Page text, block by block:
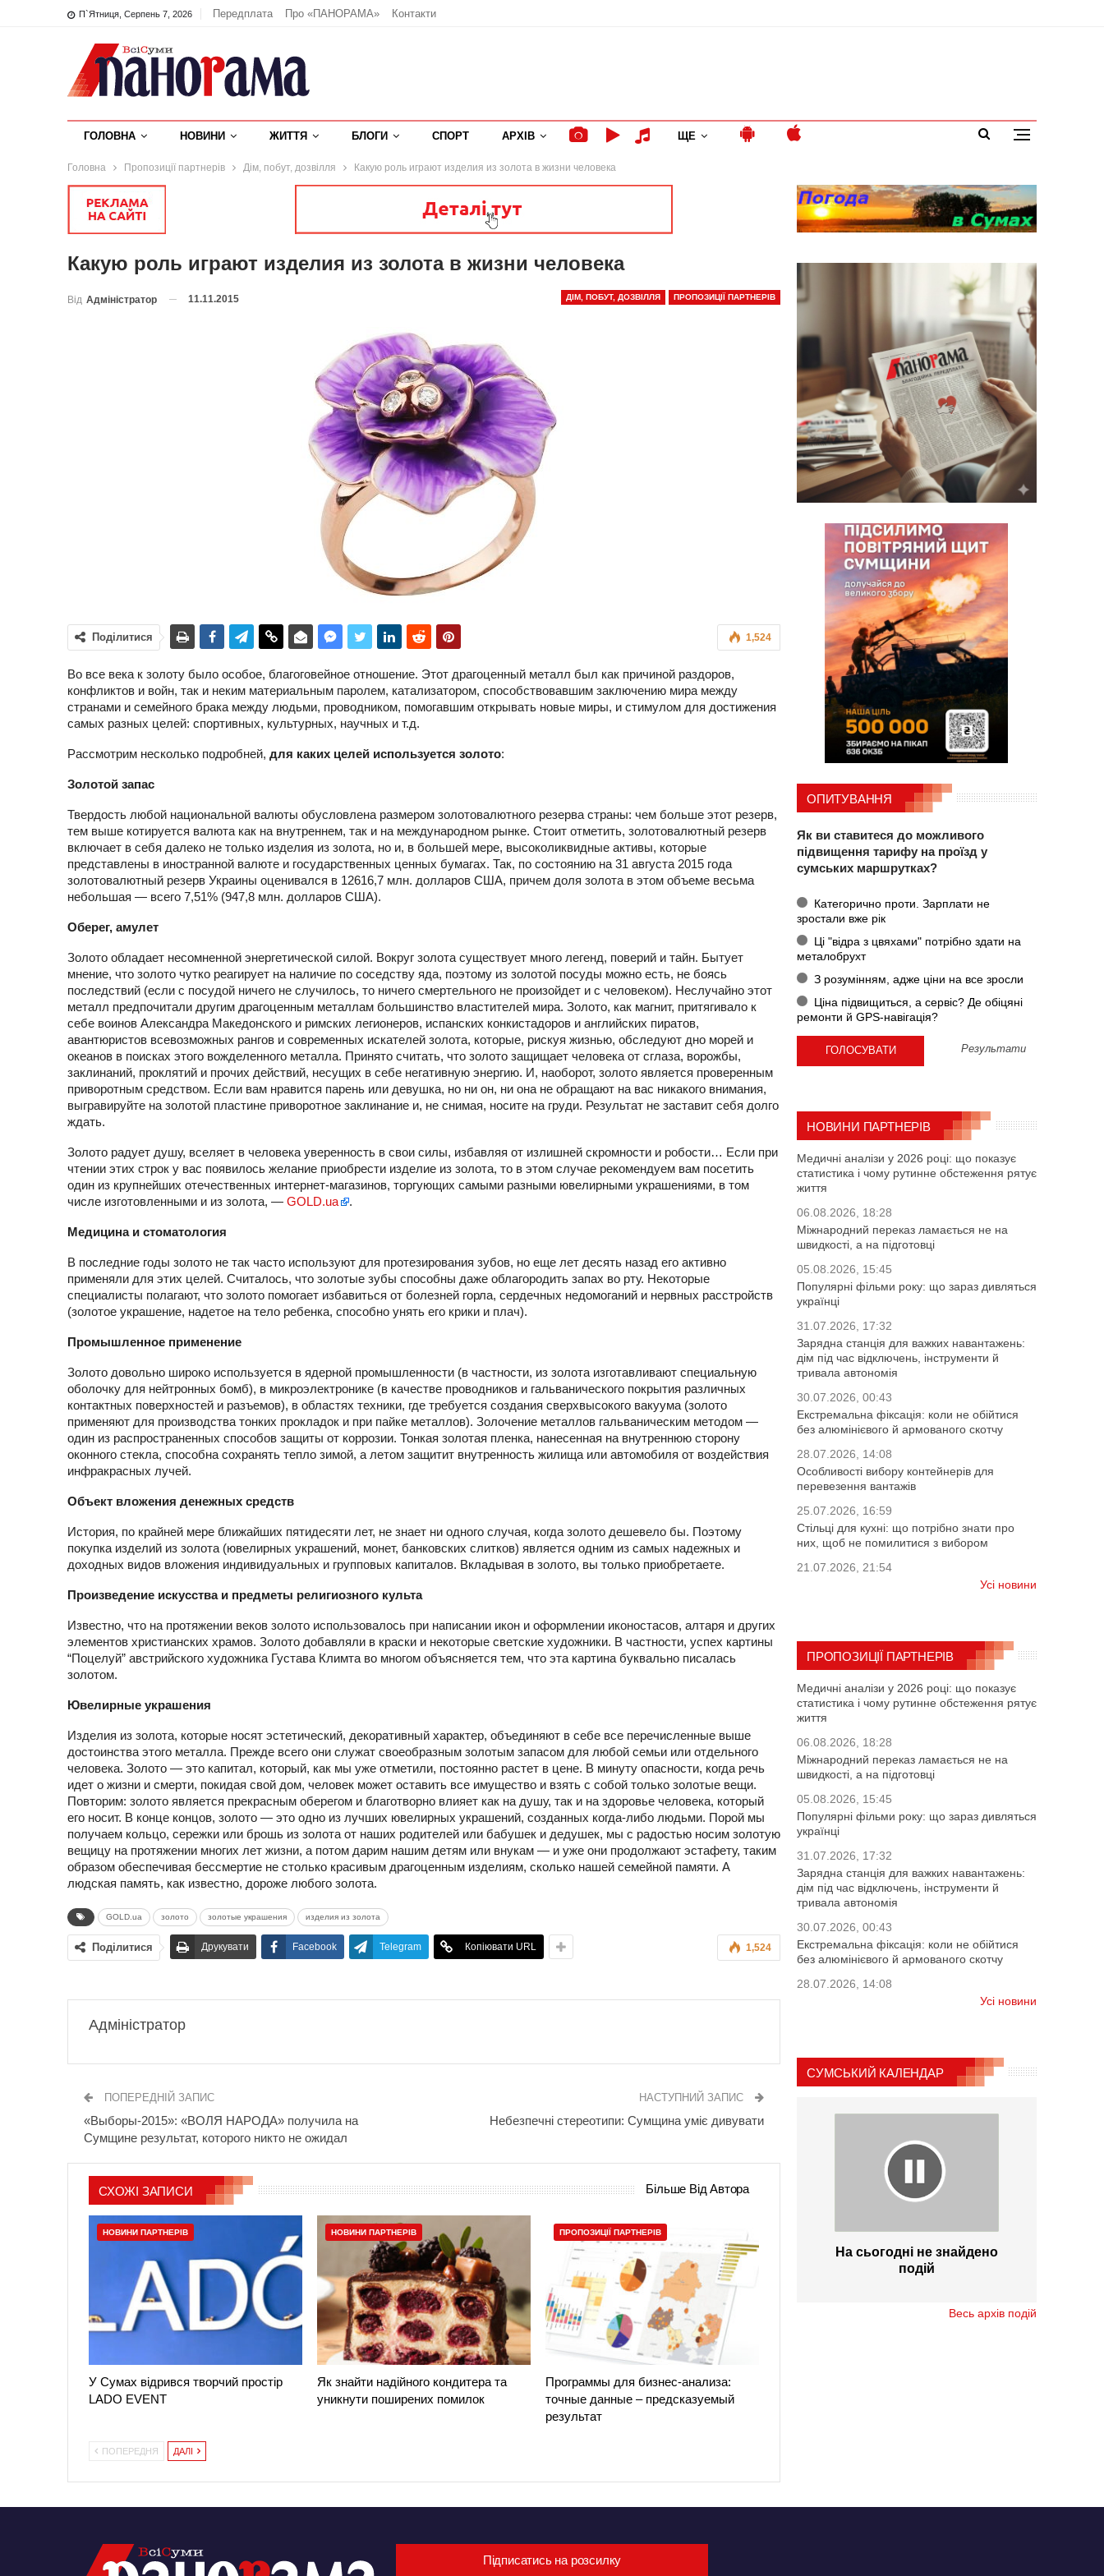
П`ятниця, Серпень 7, 2026 Передплата Про «ПАНОРАМА» Контакти
ГОЛОВНА НОВИНИ ЖИТТЯ БЛОГИ СПОРТ АРХІВ ЩЕ
Головна Пропозиції партнерів Дім, побут, дозвілля Какую роль играют изделия из золота в жизни человека
Какую роль играют изделия из золота в жизни человека
ДІМ, ПОБУТ, ДОЗВІЛЛЯ ПРОПОЗИЦІЇ ПАРТНЕРІВ
Від Адміністратор 11.11.2015
1,524
Поділитися
Во все века к золоту было особое, благоговейное отношение. Этот драгоценный металл был как причиной раздоров,
конфликтов и войн, так и неким материальным паролем, катализатором, способствовавшим заключению мира между
странами и семейного брака между людьми, проводником, помогавшим открывать новые миры, и стимулом для достижения
самых разных целей: спортивных, культурных, научных и т.д.
Рассмотрим несколько подробней, для каких целей используется золото:
Золотой запас
Твердость любой национальной валюты обусловлена размером золотовалютного резерва страны: чем больше этот резерв,
тем выше котируется валюта как на внутреннем, так и на международном рынке. Стоит отметить, золотовалютный резерв
включает в себя далеко не только изделия из золота, но и, в большей мере, высоколиквидные активы, которые
представлены в иностранной валюте и государственных ценных бумагах. Так, по состоянию на 31 августа 2015 года
золотовалютный резерв Украины оценивался в 12616,7 млн. долларов США, причем доля золота в этом объеме весьма
небольшая — всего 7,51% (947,8 млн. долларов США).
Оберег, амулет
Золото обладает несомненной энергетической силой. Вокруг золота существует много легенд, поверий и тайн. Бытует
мнение, что золото чутко реагирует на наличие по соседству яда, поэтому из золотой посуды можно есть, не боясь
последствий (если с посудой ничего не случилось, то ничего смертельного не произойдет и с человеком). Неслучайно этот
металл предпочитали другим драгоценным металлам большинство властителей мира. Золото, как магнит, притягивало к
себе воинов Александра Македонского и римских легионеров, испанских конкистадоров и английских пиратов,
авантюристов всевозможных рангов и современных искателей золота, которые, рискуя жизнью, обследуют дно морей и
океанов в поисках этого вожделенного металла. Принято считать, что золото защищает человека от сглаза, ворожбы,
заклинаний, проклятий и прочих действий, несущих в себе негативную энергию. И, наоборот, золото является проверенным
приворотным средством. Если вам нравится парень или девушка, но ни он, ни она не обращают на вас никакого внимания,
выгравируйте на золотой пластине приворотное заклинание и, не снимая, носите на груди. Результат не заставит себя долго
ждать.
Золото радует душу, вселяет в человека уверенность в свои силы, избавляя от излишней скромности и робости… Если при
чтении этих строк у вас появилось желание приобрести изделие из золота, то в этом случае рекомендуем вам посетить
один из крупнейших отечественных интернет-магазинов, торгующих самыми разными ювелирными украшениями, в том
числе изготовленными и из золота, — GOLD.ua .
Медицина и стоматология
В последние годы золото не так часто используют для протезирования зубов, но еще лет десять назад его активно
применяли для этих целей. Считалось, что золотые зубы способны даже облагородить запах во рту. Некоторые
специалисты полагают, что золото помогает избавиться от болезней горла, сердечных недомоганий и нервных расстройств
(золотое украшение, надетое на тело ребенка, способно унять его крики и плач).
Промышленное применение
Золото довольно широко используется в ядерной промышленности (в частности, из золота изготавливают специальную
оболочку для нейтронных бомб), в микроэлектронике (в качестве проводников и гальванического покрытия различных
контактных поверхностей и разъемов), в областях техники, где требуется создания сверхвысокого вакуума (золото
применяют для производства тонких прокладок и при пайке металлов). Золочение металлов гальваническим методом —
один из распространенных способов защиты от коррозии. Тонкая золотая пленка, нанесенная на внутреннюю сторону
оконного стекла, способна сохранять тепло зимой, а летом защитит внутренность жилища или автомобиля от воздействия
инфракрасных лучей.
Объект вложения денежных средств
История, по крайней мере ближайших пятидесяти лет, не знает ни одного случая, когда золото дешевело бы. Поэтому
покупка изделий из золота (ювелирных украшений, монет, банковских слитков) является одним из самых надежных и
доходных видов вложения индивидуальных и групповых капиталов. Вкладывая в золото, вы только приобретаете.
Произведение искусства и предметы религиозного культа
Известно, что на протяжении веков золото использовалось при написании икон и оформлении иконостасов, алтаря и других
элементов христианских храмов. Золото добавляли в краски и некоторые светские художники. В частности, успех картины
“Поцелуй” австрийского художника Густава Климта во многом объясняется тем, что эта картина буквально писалась
золотом.
Ювелирные украшения
Изделия из золота, которые носят эстетический, декоративный характер, объединяют в себе все перечисленные выше
достоинства этого металла. Прежде всего они служат своеобразным золотым запасом для любой семьи или отдельного
человека. Золото — это капитал, который, как мы уже отметили, постоянно растет в цене. В минуту опасности, когда речь
идет о жизни и смерти, покидая свой дом, человек может оставить все имущество и взять с собой только золотые вещи.
Повторим: золото является прекрасным оберегом и благотворно влияет как на душу, так и на здоровье человека, который
его носит. В конце концов, золото — это одно из лучших ювелирных украшений, созданных когда-либо людьми. Порой мы
получаем кольцо, сережки или брошь из золота от наших родителей или бабушек и дедушек, мы с радостью носим золотую
вещицу на протяжении многих лет жизни, а потом дарим нашим детям или внукам — и уже они продолжают эстафету, таким
образом обеспечивая бессмертие не столько красивым драгоценным изделиям, сколько нашей семейной памяти. А
людская память, как известно, дороже любого золота.
GOLD.ua золото золотые украшения изделия из золота
1,524
Поділитися Друкувати Facebook Telegram Копіювати URL
Адміністратор
ПОПЕРЕДНІЙ ЗАПИС
«Выборы-2015»: «ВОЛЯ НАРОДА» получила на
Сумщине результат, которого никто не ожидал
НАСТУПНИЙ ЗАПИС
Небезпечні стереотипи: Сумщина уміє дивувати
СХОЖІ ЗАПИСИ Більше Від Автора
НОВИНИ ПАРТНЕРІВ
У Сумах відрився творчий простір
LADO EVENT
НОВИНИ ПАРТНЕРІВ
Як знайти надійного кондитера та
уникнути поширених помилок
ПРОПОЗИЦІЇ ПАРТНЕРІВ
Программы для бизнес-анализа:
точные данные – предсказуемый
результат
ПОПЕРЕДНЯ ДАЛІ
ОПИТУВАННЯ
Як ви ставитеся до можливого
підвищення тарифу на проїзд у
сумських маршрутках?
Категорично проти. Зарплати не
зростали вже рік
Ці "відра з цвяхами" потрібно здати на
металобрухт
З розумінням, адже ціни на все зросли
Ціна підвищиться, а сервіс? Де обіцяні
ремонти й GPS-навігація?
Результати
НОВИНИ ПАРТНЕРІВ
Медичні аналізи у 2026 році: що показує
статистика і чому рутинне обстеження рятує
життя
06.08.2026, 18:28
Міжнародний переказ ламається не на
швидкості, а на підготовці
05.08.2026, 15:45
Популярні фільми року: що зараз дивляться
українці
31.07.2026, 17:32
Зарядна станція для важких навантажень:
дім під час відключень, інструменти й
тривала автономія
30.07.2026, 00:43
Екстремальна фіксація: коли не обійтися
без алюмінієвого й армованого скотчу
28.07.2026, 14:08
Особливості вибору контейнерів для
перевезення вантажів
25.07.2026, 16:59
Стільці для кухні: що потрібно знати про
них, щоб не помилитися з вибором
21.07.2026, 21:54
Усі новини
ПРОПОЗИЦІЇ ПАРТНЕРІВ
Медичні аналізи у 2026 році: що показує
статистика і чому рутинне обстеження рятує
життя
06.08.2026, 18:28
Міжнародний переказ ламається не на
швидкості, а на підготовці
05.08.2026, 15:45
Популярні фільми року: що зараз дивляться
українці
31.07.2026, 17:32
Зарядна станція для важких навантажень:
дім під час відключень, інструменти й
тривала автономія
30.07.2026, 00:43
Екстремальна фіксація: коли не обійтися
без алюмінієвого й армованого скотчу
28.07.2026, 14:08
Усі новини
СУМСЬКИЙ КАЛЕНДАР
На сьогодні не знайдено
подій
Весь архів подій
Підписатись на розсилку